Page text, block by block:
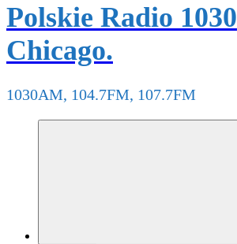
Polskie Radio 1030
Chicago.
1030AM, 104.7FM, 107.7FM